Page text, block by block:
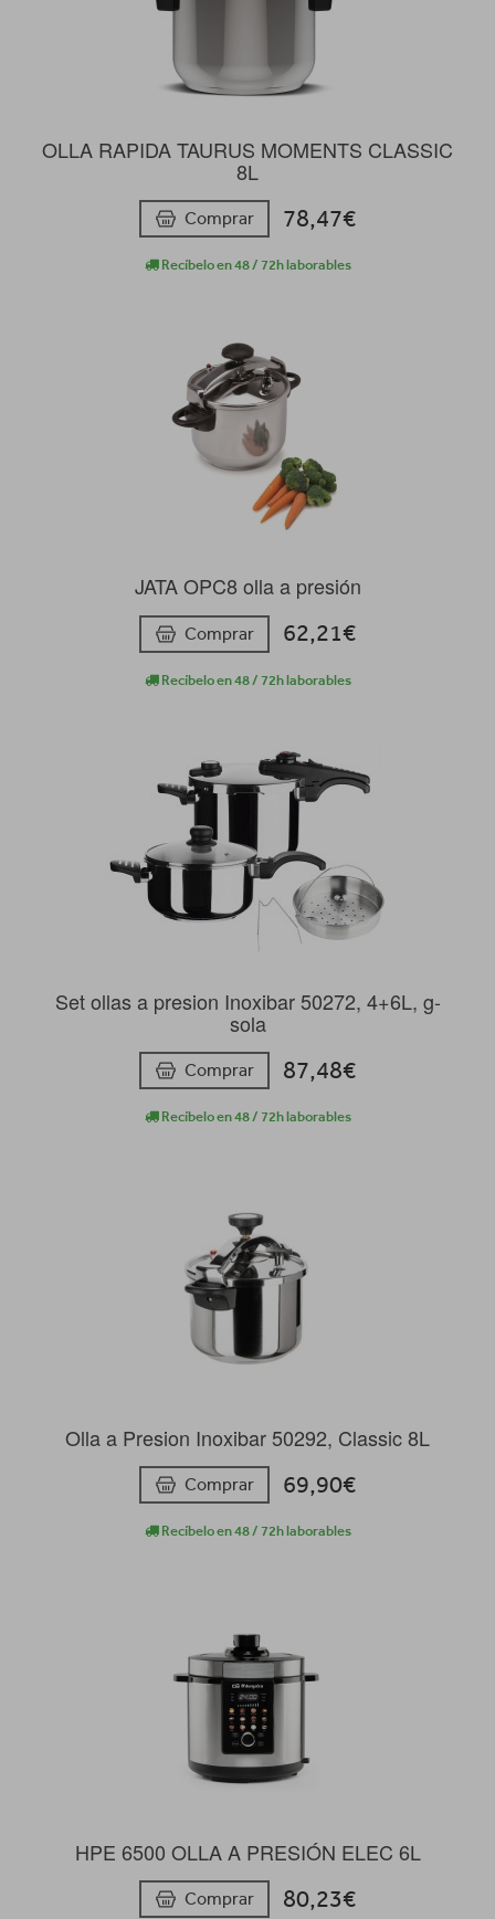
OLLA RAPIDA TAURUS MOMENTS CLASSIC
8L
Comprar 78,47€
Recíbelo en 48 / 72h laborables
JATA OPC8 olla a presión
Comprar 62,21€
Recíbelo en 48 / 72h laborables
Set ollas a presion Inoxibar 50272, 4+6L, g-
sola
Comprar 87,48€
Recíbelo en 48 / 72h laborables
Olla a Presion Inoxibar 50292, Classic 8L
Comprar 69,90€
Recíbelo en 48 / 72h laborables
HPE 6500 OLLA A PRESIÓN ELEC 6L
Comprar 80,23€